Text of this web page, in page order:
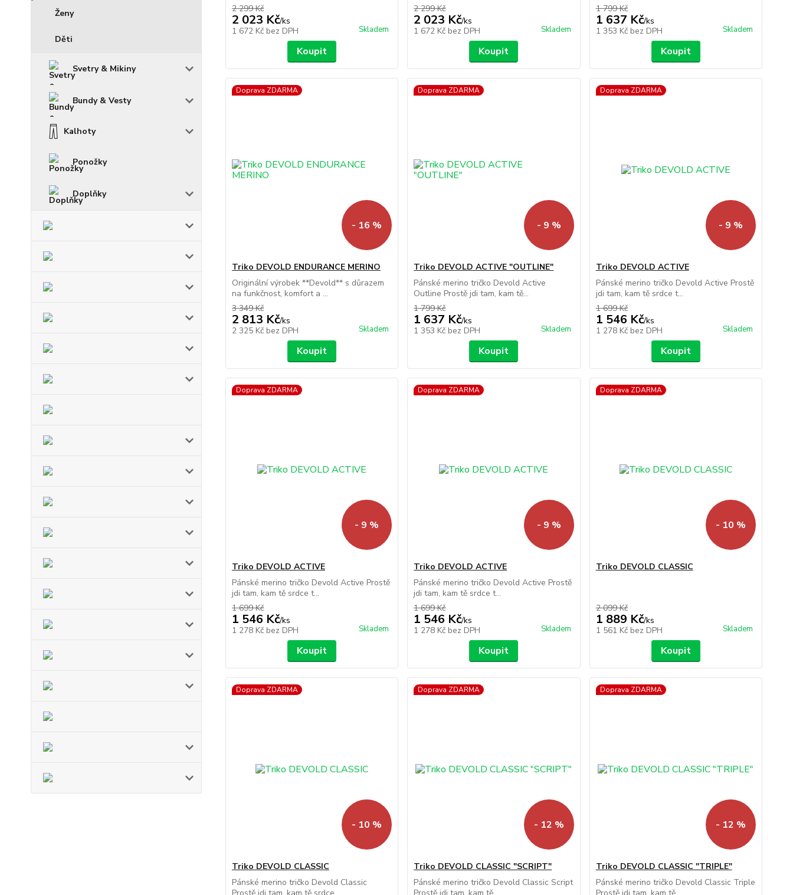
Ženy
Děti
Svetry & Mikiny
Bundy & Vesty
Kalhoty
Ponožky
Doplňky
2 299 Kč
2 023 Kč/ks
1 672 Kč bez DPH Skladem
Koupit
2 299 Kč
2 023 Kč/ks
1 672 Kč bez DPH Skladem
Koupit
1 799 Kč
1 637 Kč/ks
1 353 Kč bez DPH Skladem
Koupit
Doprava ZDARMA
- 16 %
Triko DEVOLD ENDURANCE MERINO
Originální výrobek **Devold** s důrazem
na funkčnost, komfort a ...
3 349 Kč
2 813 Kč/ks
2 325 Kč bez DPH Skladem
Koupit
Doprava ZDARMA
- 9 %
Triko DEVOLD ACTIVE "OUTLINE"
Pánské merino tričko Devold Active
Outline Prostě jdi tam, kam tě...
1 799 Kč
1 637 Kč/ks
1 353 Kč bez DPH Skladem
Koupit
Doprava ZDARMA
- 9 %
Triko DEVOLD ACTIVE
Pánské merino tričko Devold Active Prostě
jdi tam, kam tě srdce t...
1 699 Kč
1 546 Kč/ks
1 278 Kč bez DPH Skladem
Koupit
Doprava ZDARMA
- 9 %
Triko DEVOLD ACTIVE
Pánské merino tričko Devold Active Prostě
jdi tam, kam tě srdce t...
1 699 Kč
1 546 Kč/ks
1 278 Kč bez DPH Skladem
Koupit
Doprava ZDARMA
- 9 %
Triko DEVOLD ACTIVE
Pánské merino tričko Devold Active Prostě
jdi tam, kam tě srdce t...
1 699 Kč
1 546 Kč/ks
1 278 Kč bez DPH Skladem
Koupit
Doprava ZDARMA
- 10 %
Triko DEVOLD CLASSIC
2 099 Kč
1 889 Kč/ks
1 561 Kč bez DPH Skladem
Koupit
Doprava ZDARMA
- 10 %
Triko DEVOLD CLASSIC
Pánské merino tričko Devold Classic
Doprava ZDARMA
- 12 %
Triko DEVOLD CLASSIC "SCRIPT"
Pánské merino tričko Devold Classic Script
Doprava ZDARMA
- 12 %
Triko DEVOLD CLASSIC "TRIPLE"
Pánské merino tričko Devold Classic Triple